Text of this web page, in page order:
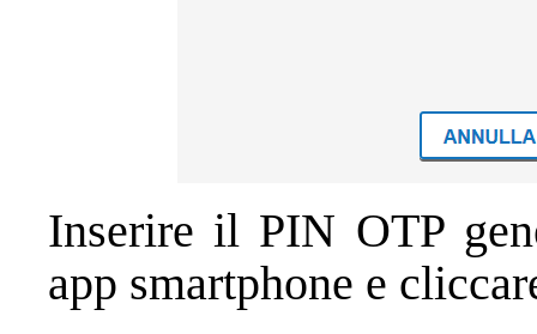
Inserire il PIN OTP
app smartphone e